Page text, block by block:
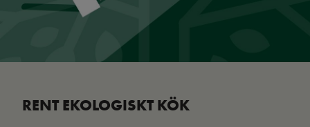
RENT EKOLOGISKT KÖK